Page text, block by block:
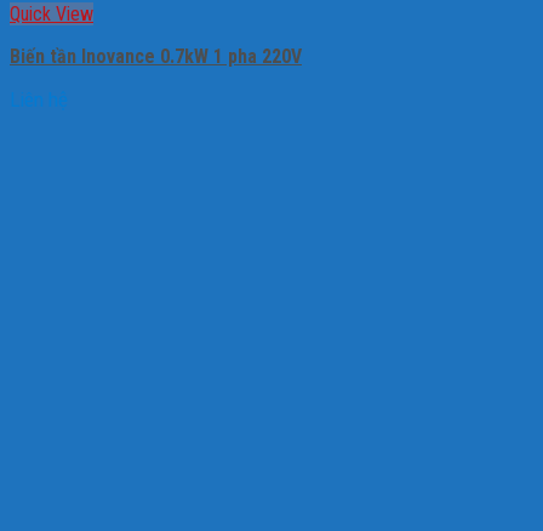
Quick View
Biến tần Inovance 0.7kW 1 pha 220V
Liên hệ